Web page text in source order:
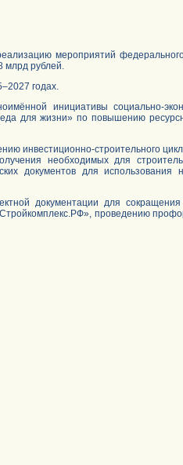
мероприятий
млрд рублей.
годах.
инициативы социально-
для жизни» по повышению
инвестиционно-строительного
необходимых для
документов для
документации для
проведению